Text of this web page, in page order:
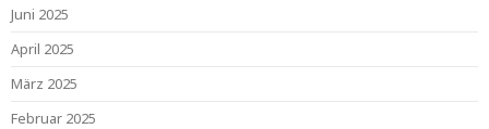
Juni 2025
April 2025
März 2025
Februar 2025